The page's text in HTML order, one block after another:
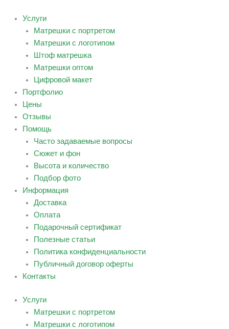
содержимому
Услуги
Матрешки с портретом
Матрешки с логотипом
Штоф матрешка
Матрешки оптом
Цифровой макет
Портфолио
Цены
Отзывы
Помощь
Часто задаваемые вопросы
Сюжет и фон
Высота и количество
Подбор фото
Информация
Доставка
Оплата
Подарочный сертификат
Полезные статьи
Политика конфиденциальности
Публичный договор оферты
Контакты
Услуги
Матрешки с портретом
Матрешки с логотипом